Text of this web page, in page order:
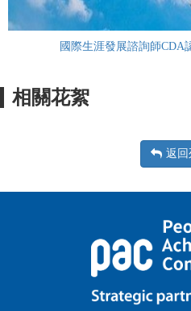
國際生涯發展諮詢師CDA
相關花絮
返回